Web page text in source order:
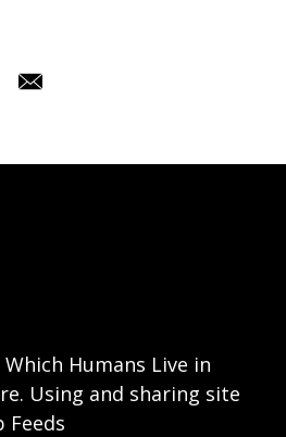
Humans Live in
Using and sharing site
Feeds